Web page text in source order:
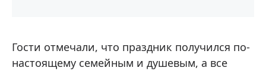
Гости отмечали, что праздник получился по-
настоящему семейным и душевым, а все